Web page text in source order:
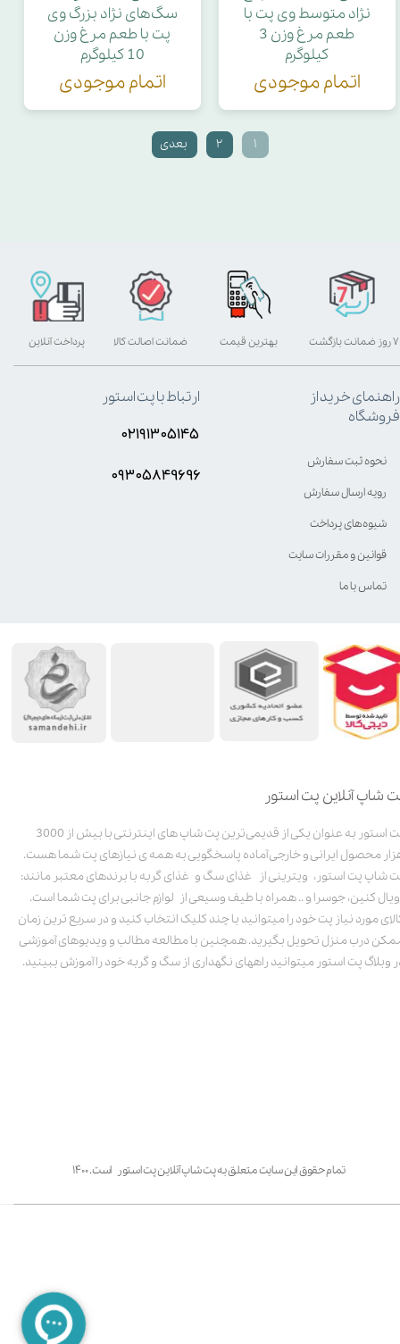
نژاد متوسط وی پت با
طعم مرغ وزن 3
کیلوگرم
اتمام موجودی
سگ‌های نژاد بزرگ وی
پت با طعم مرغ وزن
10 کیلوگرم
اتمام موجودی
۱ ۲ بعدی
شاپ آنلاین پت استور
پت استور به عنوان یکی از قدیمی‌ترین پت شاپ های اینترنتی با بیش از 3000
محصول ایرانی و خارجی آماده پاسخگویی به همه ی نیازهای پت شما هست.
شاپ پت استور، ویترینی از غذای سگ و غذای گربه با برندهای معتبر مانند:
کنین، جوسرا و .. همراه با طیف وسیعی از لوازم جانبی برای پت شما است.
مورد نیاز پت خود را میتوانید با چند کلیک انتخاب کنید و در سریع ترین زمان
درب منزل تحویل بگیرید. همچنین با مطالعه مطالب و ویدیوهای آموزشی
وبلاگ پت استور میتوانید راههای نگهداری از سگ و گربه خود را آموزش ببینید.
تمام حقوق این سایت متعلق به پت شاپ آنلاین پت استور است. ۱۴۰۰
بهترین قیمت پرداخت آنلاین ۷ روز ضمانت بازگشت ضمانت اصالت کالا
راهنمای خرید از
فروشگاه
نحوه ثبت سفارش
رویه ارسال سفارش
شیوه‌های پرداخت
قوانین و مقررات سایت
تماس با ما
ارتباط با پت استور
۰۲۱۹۱۳۰۵۱۴۵
۰۹۳۰۵8۴9696